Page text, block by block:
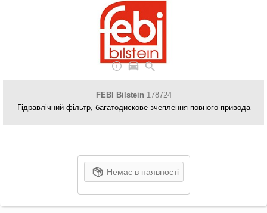
FEBI Bilstein 178724
Гідравлічний фільтр, багатодискове зчеплення повного привода
Немає в наявності